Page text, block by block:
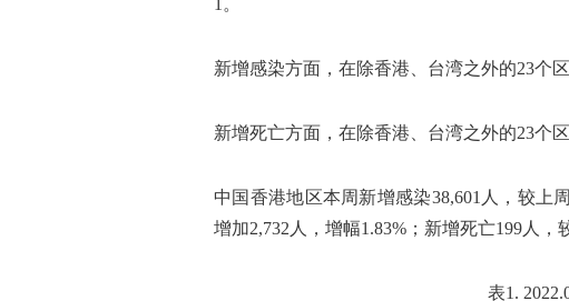
新增感染方面，在除香港、台湾之外的23个
新增死亡方面，在除香港、台湾之外的23个
中国香港地区本周新增感染38,601人，较上
增加2,732人，增幅1.83%；新增死亡199人，
表1.